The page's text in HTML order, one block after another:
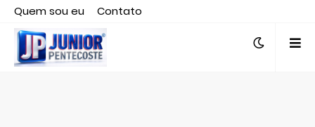
Quem sou eu
Contato
Editor responsável, jornalista Clovis Almeida.